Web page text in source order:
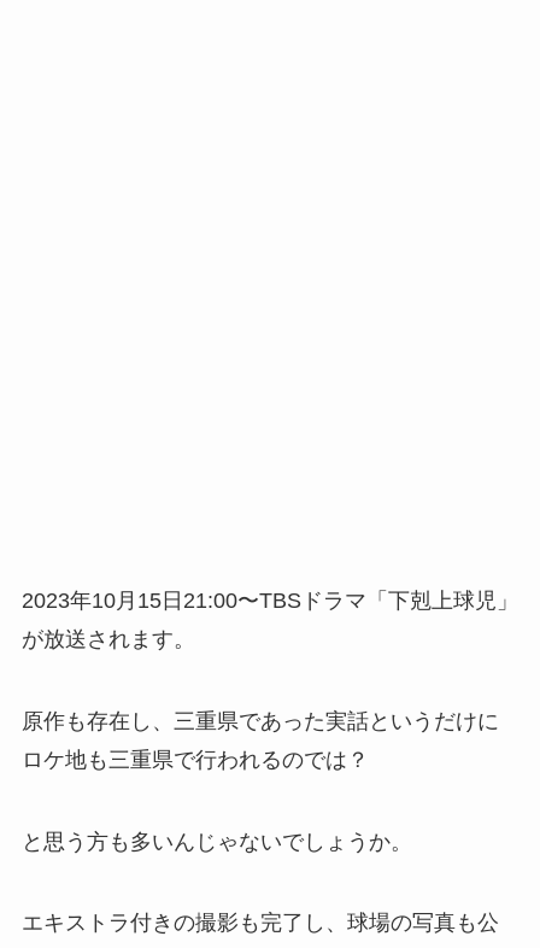
2023年10月15日21:00〜TBSドラマ「下剋上球児」
が放送されます。
原作も存在し、三重県であった実話というだけに
ロケ地も三重県で行われるのでは？
と思う方も多いんじゃないでしょうか。
エキストラ付きの撮影も完了し、球場の写真も公